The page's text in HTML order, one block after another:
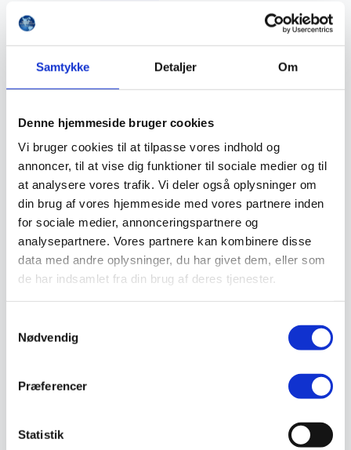
Samtykke Detaljer Om
Denne hjemmeside bruger cookies
Vi bruger cookies til at tilpasse vores indhold og
annoncer, til at vise dig funktioner til sociale medier og til
at analysere vores trafik. Vi deler også oplysninger om
din brug af vores hjemmeside med vores partnere inden
for sociale medier, annonceringspartnere og
analysepartnere. Vores partnere kan kombinere disse
data med andre oplysninger, du har givet dem, eller som
de har indsamlet fra din brug af deres tjenester.
Nødvendig
Præferencer
Statistik
Åndedrætsværn
Beklædning
Byudstyr
Afspærring
Handsker
Hygiejne
Kemi håndtering
Plejeprodukter
Sikkerhedsfodtøj
Såler
Sandal
Sko
Støvler
Støvlet
Valg af sikkerhedssko
Skadedyrsbekæmpelse
Skilte